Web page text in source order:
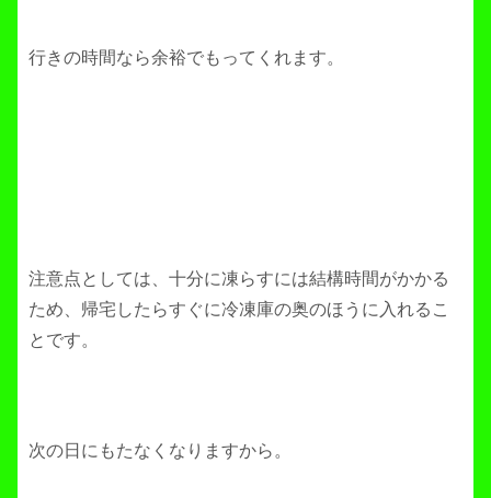
行きの時間なら余裕でもってくれます。
注意点としては、十分に凍らすには結構時間がかかる
ため、帰宅したらすぐに冷凍庫の奥のほうに入れるこ
とです。
次の日にもたなくなりますから。